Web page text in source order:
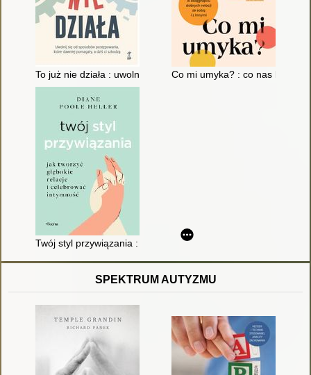
To już nie działa : uwolnij się od sposobów postępowania
Co mi umyka? : co nas
Twój styl przywiązania : jak stworzyć głębokie relacje i
SPEKTRUM AUTYZMU